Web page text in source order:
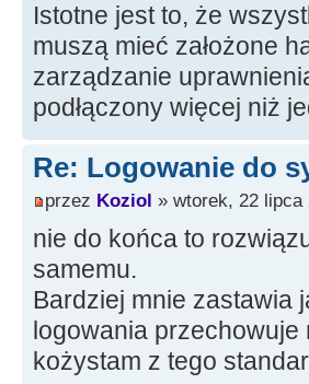
Istotne jest to, że
muszą mieć założone
zarządzanie
podłączony więcej niż
Re: Logowanie do
przez Koziol » wtorek, 22 lipca
nie do końca to
samemu.
Bardziej mnie zastawia
logowania przechowuje
kożystam z tego